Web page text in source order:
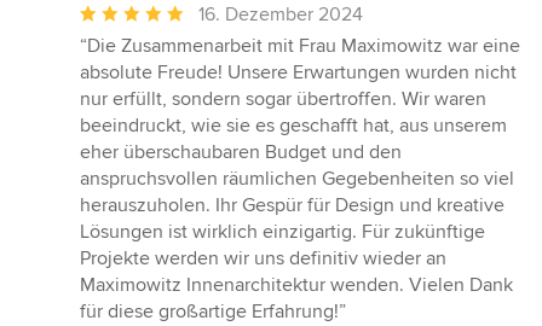
Durchschnittliche
Bewertung:
5
von
5
Sternen
16. Dezember 2024
“Die Zusammenarbeit mit Frau Maximowitz war eine
absolute Freude! Unsere Erwartungen wurden nicht
nur erfüllt, sondern sogar übertroffen. Wir waren
beeindruckt, wie sie es geschafft hat, aus unserem
eher überschaubaren Budget und den
anspruchsvollen räumlichen Gegebenheiten so viel
herauszuholen. Ihr Gespür für Design und kreative
Lösungen ist wirklich einzigartig. Für zukünftige
Projekte werden wir uns definitiv wieder an
Maximowitz Innenarchitektur wenden. Vielen Dank
für diese großartige Erfahrung!”